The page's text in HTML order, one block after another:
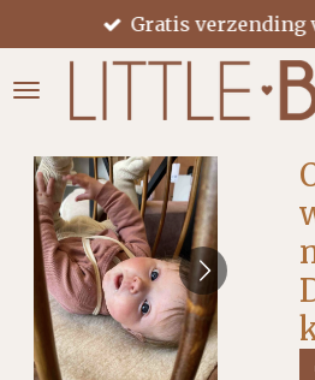
direct
naar
Gratis verzending